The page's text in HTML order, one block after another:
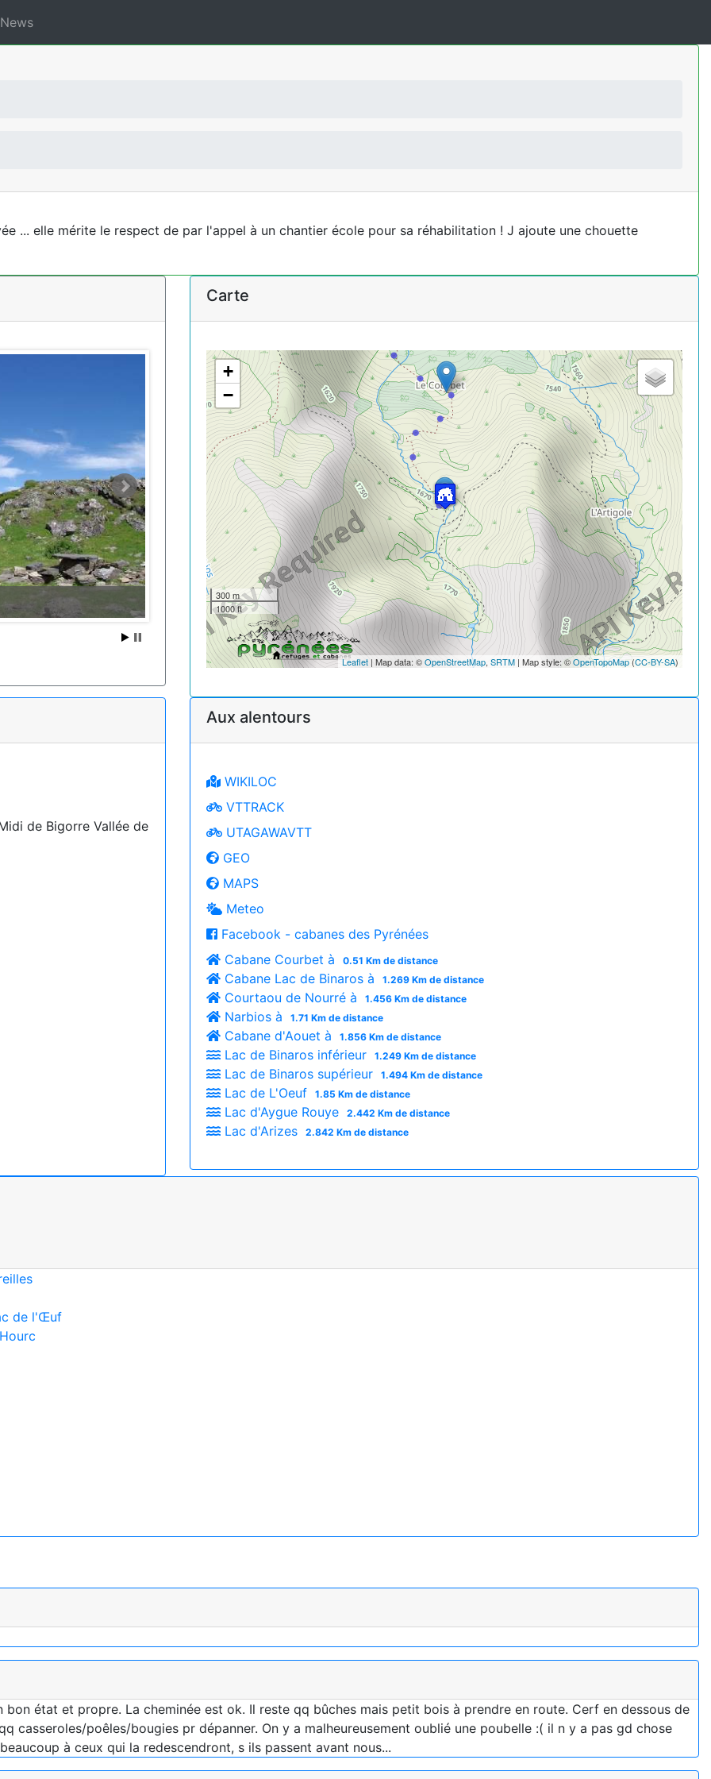
News
... elle mérite le respect de par l'appel à un chantier école pour sa réhabilitation ! J ajoute une chouette
Carte
+
−
300 m
1000 ft
Leaflet | Map data: ©OpenStreetMap, SRTM | Map style: ©OpenTopoMap(CC-BY-SA)
de Bigorre Vallée de
Aux alentours
WIKILOC
VTTRACK
UTAGAWAVTT
GEO
MAPS
Meteo
Facebook - cabanes des Pyrénées
Cabane Courbet à
0.51 Km de distance
Cabane Lac de Binaros à 1.269 Km de distance
Courtaou de Nourré à 1.456 Km de distance
Narbios à 1.71 Km de distance
Cabane d'Aouet à 1.856 Km de distance
Lac de Binaros inférieur 1.249 Km de distance
Lac de Binaros supérieur 1.494 Km de distance
Lac de L'Oeuf 1.85 Km de distance
Lac d'Aygue Rouye 2.442 Km de distance
Lac d'Arizes 2.842 Km de distance
de l'Œuf
état et propre. La cheminée est ok. Il reste qq bûches mais petit bois à prendre en route. Cerf en dessous de
casseroles/poêles/bougies pr dépanner. On y a malheureusement oublié une poubelle :( il n y a pas gd chose
à ceux qui la redescendront, s ils passent avant nous...